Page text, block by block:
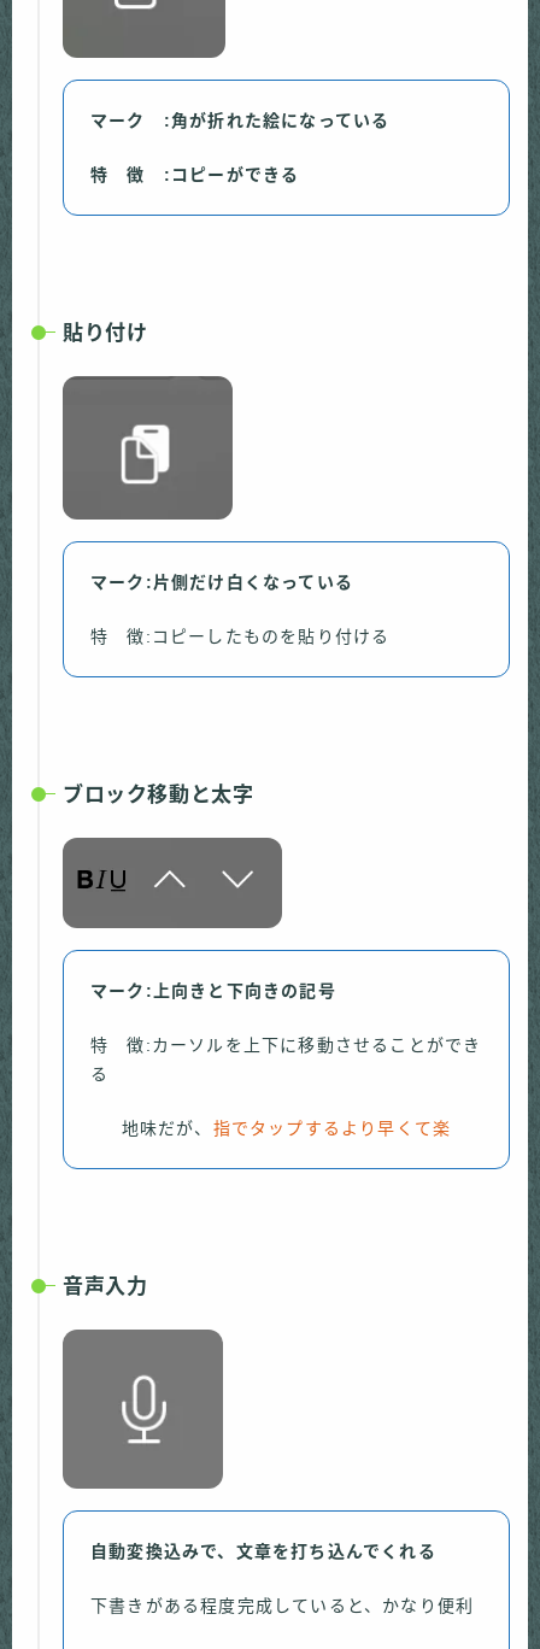
マーク :角が折れた絵になっている
特 徴 :コピーができる
貼り付け
マーク:片側だけ白くなっている
特 徴:コピーしたものを貼り付ける
ブロック移動と太字
マーク:上向きと下向きの記号
特 徴:カーソルを上下に移動させることができ
る
地味だが、 指でタップするより早くて楽
音声入力
自動変換込みで、文章を打ち込んでくれる
下書きがある程度完成していると、かなり便利